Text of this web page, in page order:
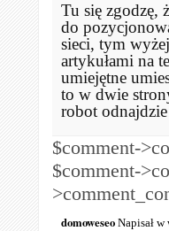
Tu się zgodzę,
do
sieci, tym
artykułami na
umiejętne
to w dwie
robot
$comment-
$comment-
domoweseo Napisał